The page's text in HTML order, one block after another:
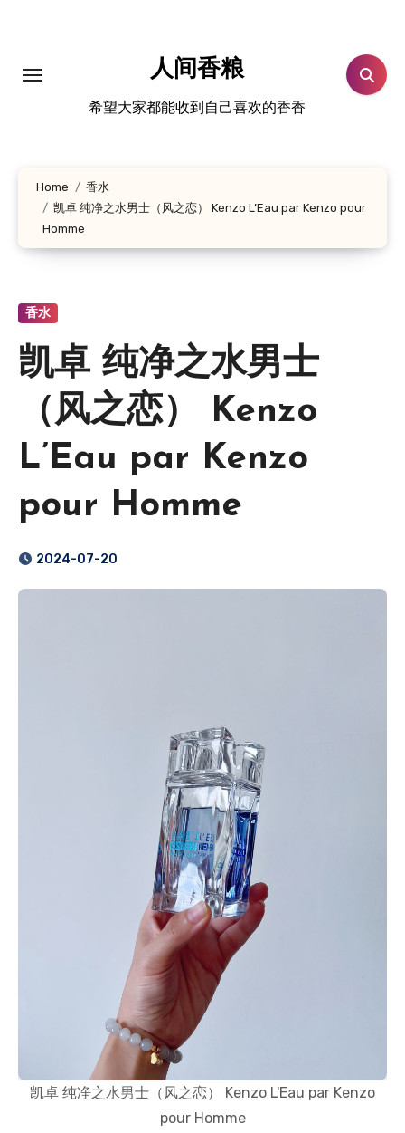
人间香粮
希望大家都能收到自己喜欢的香香
Home
香水
凯卓 纯净之水男士（风之恋） Kenzo L’Eau par Kenzo pour
Homme
香水
凯卓 纯净之水男士
（风之恋） Kenzo
L’Eau par Kenzo
pour Homme
2024-07-20
凯卓 纯净之水男士（风之恋） Kenzo L'Eau par Kenzo
pour Homme